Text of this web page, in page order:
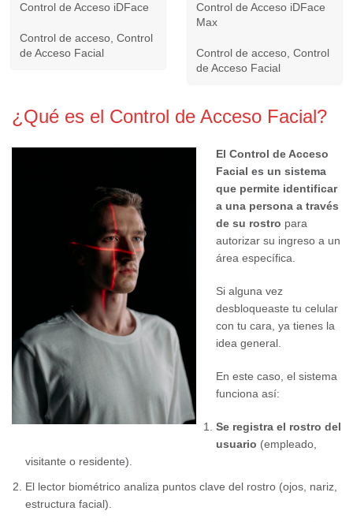
Control de Acceso iDFace
Control de acceso Control
de Acceso Facial
Control de Acceso iDFace
Max
Control de acceso Control
de Acceso Facial
¿Qué es el Control de Acceso Facial?
El Control de Acceso
Facial es un sistema
que permite identificar
a una persona a través
de su rostro para
autorizar su ingreso a un
área específica.
Si alguna vez
desbloqueaste tu celular
con tu cara, ya tienes la
idea general.
En este caso, el sistema
funciona así:
Se registra el rostro del
usuario (empleado,
visitante o residente).
El lector biométrico analiza puntos clave del rostro (ojos, nariz,
estructura facial).